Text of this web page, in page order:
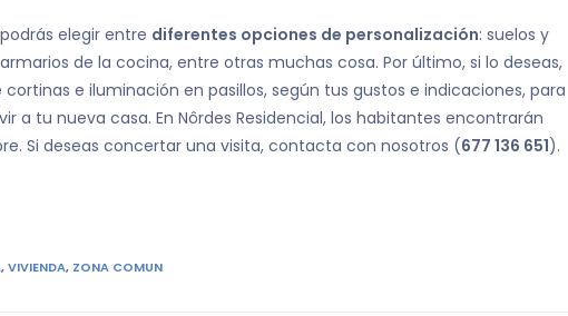
elegir entre diferentes opciones de personalización: suelos y
de la cocina, entre otras muchas cosa. Por último, si lo deseas,
e iluminación en pasillos, según tus gustos e indicaciones, para
a tu nueva casa. En Nôrdes Residencial, los habitantes encontrarán
Si deseas concertar una visita, contacta con nosotros (677 136 651).
,VIVIENDA, ZONA COMUN